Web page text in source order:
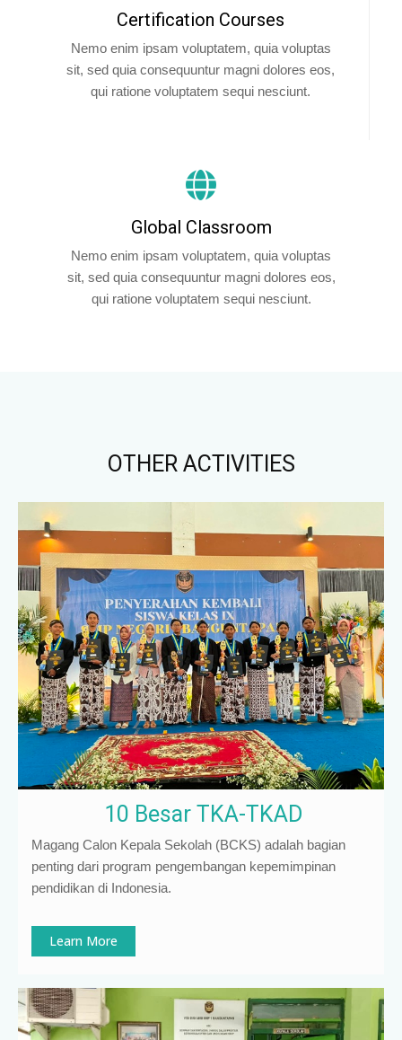
Certification Courses
Nemo enim ipsam voluptatem, quia voluptas
sit, sed quia consequuntur magni dolores eos,
qui ratione voluptatem sequi nesciunt.
Global Classroom
Nemo enim ipsam voluptatem, quia voluptas
sit, sed quia consequuntur magni dolores eos,
qui ratione voluptatem sequi nesciunt.
OTHER ACTIVITIES
10 Besar TKA-TKAD
Magang Calon Kepala Sekolah (BCKS) adalah bagian
penting dari program pengembangan kepemimpinan
pendidikan di Indonesia.
Learn More